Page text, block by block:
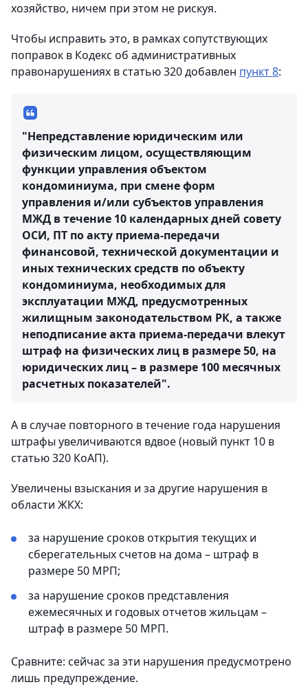
хозяйство, ничем при этом не рискуя.
Чтобы исправить это, в рамках сопутствующих
поправок в Кодекс об административных
правонарушениях в статью 320 добавлен пункт 8:
"Непредставление юридическим или
физическим лицом, осуществляющим
функции управления объектом
кондоминиума, при смене форм
управления и/или субъектов управления
МЖД в течение 10 календарных дней совету
ОСИ, ПТ по акту приема-передачи
финансовой, технической документации и
иных технических средств по объекту
кондоминиума, необходимых для
эксплуатации МЖД, предусмотренных
жилищным законодательством РК, а также
неподписание акта приема-передачи влекут
штраф на физических лиц в размере 50, на
юридических лиц – в размере 100 месячных
расчетных показателей".
А в случае повторного в течение года нарушения
штрафы увеличиваются вдвое (новый пункт 10 в
статью 320 КоАП).
Увеличены взыскания и за другие нарушения в
области ЖКХ:
за нарушение сроков открытия текущих и
сберегательных счетов на дома – штраф в
размере 50 МРП;
за нарушение сроков представления
ежемесячных и годовых отчетов жильцам –
штраф в размере 50 МРП.
Сравните: сейчас за эти нарушения предусмотрено
лишь предупреждение.